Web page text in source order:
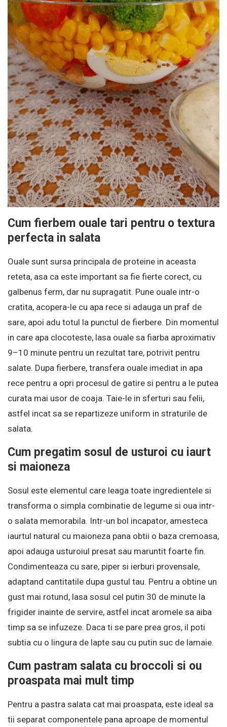
Cum fierbem ouale tari pentru o textura
perfecta in salata
Ouale sunt sursa principala de proteine in aceasta
reteta, asa ca este important sa fie fierte corect, cu
galbenus ferm, dar nu supragatit. Pune ouale intr-o
cratita, acopera-le cu apa rece si adauga un praf de
sare, apoi adu totul la punctul de fierbere. Din momentul
in care apa clocoteste, lasa ouale sa fiarba aproximativ
9–10 minute pentru un rezultat tare, potrivit pentru
salate. Dupa fierbere, transfera ouale imediat in apa
rece pentru a opri procesul de gatire si pentru a le putea
curata mai usor de coaja. Taie-le in sferturi sau felii,
astfel incat sa se repartizeze uniform in straturile de
salata.
Cum pregatim sosul de usturoi cu iaurt
si maioneza
Sosul este elementul care leaga toate ingredientele si
transforma o simpla combinatie de legume si oua intr-
o salata memorabila. Intr-un bol incapator, amesteca
iaurtul natural cu maioneza pana obtii o baza cremoasa,
apoi adauga usturoiul presat sau maruntit foarte fin.
Condimenteaza cu sare, piper si ierburi provensale,
adaptand cantitatile dupa gustul tau. Pentru a obtine un
gust mai rotund, lasa sosul cel putin 30 de minute la
frigider inainte de servire, astfel incat aromele sa aiba
timp sa se infuzeze. Daca ti se pare prea gros, il poti
subtia cu o lingura de lapte sau cu putin suc de lamaie.
Cum pastram salata cu broccoli si ou
proaspata mai mult timp
Pentru a pastra salata cat mai proaspata, este ideal sa
tii separat componentele pana aproape de momentul